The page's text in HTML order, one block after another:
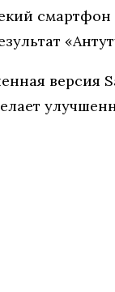
смартфон
версия